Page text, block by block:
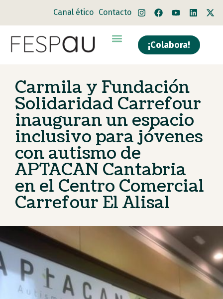
Canal ético Contacto
¡Colabora!
Carmila y Fundación
Solidaridad Carrefour
inauguran un espacio
inclusivo para jóvenes
con autismo de
APTACAN Cantabria
en el Centro Comercial
Carrefour El Alisal